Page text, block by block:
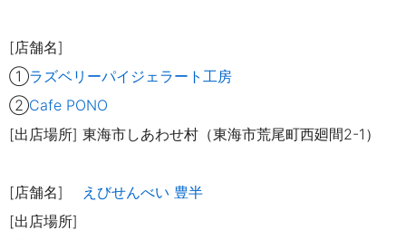
[店舗名]
①ラズベリーパイジェラート工房
②Cafe PONO
[出店場所] 東海市しあわせ村（東海市荒尾町西廻間2-1）
[店舗名]
えびせんべい 豊半
[出店場所]